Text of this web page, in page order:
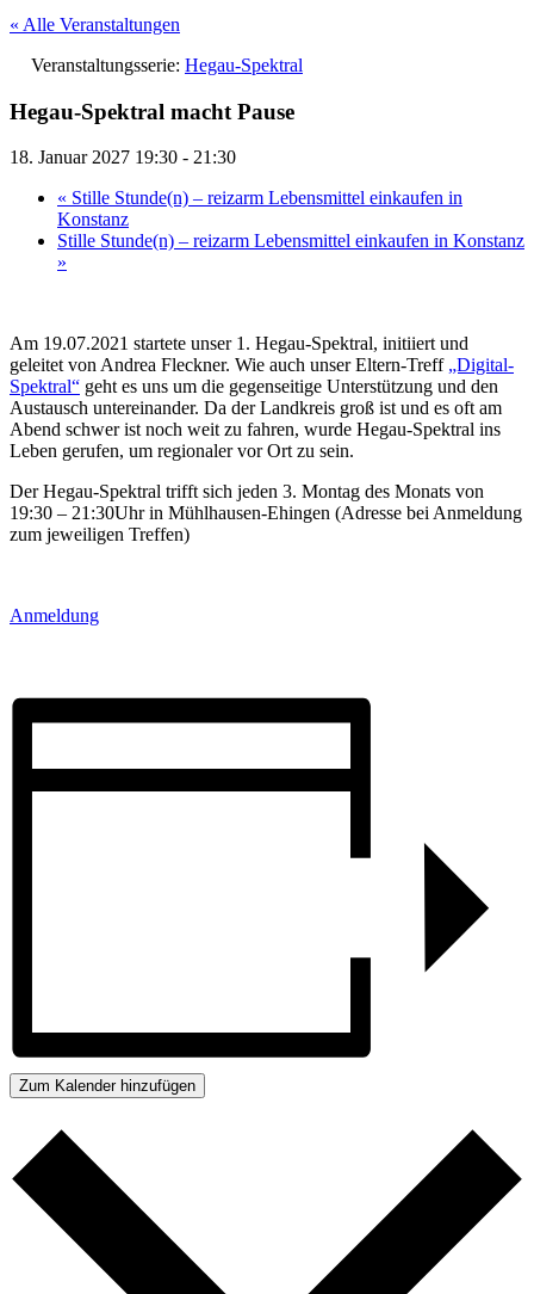
« Alle Veranstaltungen
Veranstaltungsserie: Hegau-Spektral
Hegau-Spektral macht Pause
18. Januar 2027 19:30 - 21:30
« Stille Stunde(n) – reizarm Lebensmittel einkaufen in
Konstanz
Stille Stunde(n) – reizarm Lebensmittel einkaufen in Konstanz
»
Am 19.07.2021 startete unser 1. Hegau-Spektral, initiiert und
geleitet von Andrea Fleckner. Wie auch unser Eltern-Treff „Digital-
Spektral“ geht es uns um die gegenseitige Unterstützung und den
Austausch untereinander. Da der Landkreis groß ist und es oft am
Abend schwer ist noch weit zu fahren, wurde Hegau-Spektral ins
Leben gerufen, um regionaler vor Ort zu sein.
Der Hegau-Spektral trifft sich jeden 3. Montag des Monats von
19:30 – 21:30Uhr in Mühlhausen-Ehingen (Adresse bei Anmeldung
zum jeweiligen Treffen)
Anmeldung
Zum Kalender hinzufügen